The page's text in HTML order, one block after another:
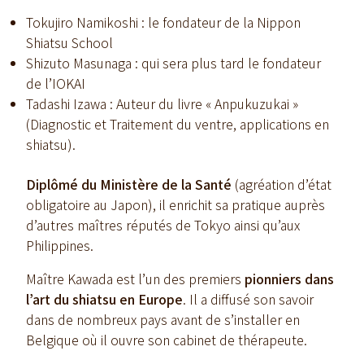
Tokujiro Namikoshi : le fondateur de la Nippon
Shiatsu School
Shizuto Masunaga : qui sera plus tard le fondateur
de l’IOKAI
Tadashi Izawa : Auteur du livre « Anpukuzukai »
(Diagnostic et Traitement du ventre, applications en
shiatsu).
Diplômé du Ministère de la Santé (agréation d’état
obligatoire au Japon), il enrichit sa pratique auprès
d’autres maîtres réputés de Tokyo ainsi qu’aux
Philippines.
Maître Kawada est l’un des premiers pionniers dans
l’art du shiatsu en Europe. Il a diffusé son savoir
dans de nombreux pays avant de s’installer en
Belgique où il ouvre son cabinet de thérapeute.